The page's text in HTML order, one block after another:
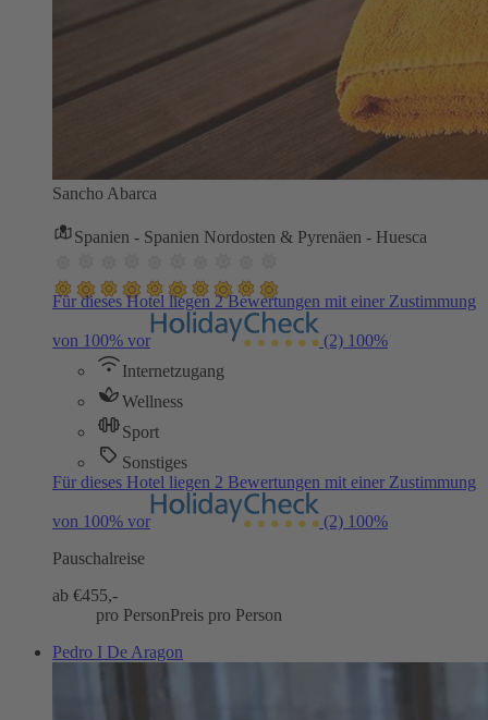
Sancho Abarca
Spanien - Spanien Nordosten & Pyrenäen - Huesca
Für dieses Hotel liegen 2 Bewertungen mit einer Zustimmung
von 100% vor (2) 100%
Internetzugang
Wellness
Sport
Sonstiges
Für dieses Hotel liegen 2 Bewertungen mit einer Zustimmung
von 100% vor (2) 100%
Pauschalreise
ab €455,-
pro PersonPreis pro Person
Pedro I De Aragon